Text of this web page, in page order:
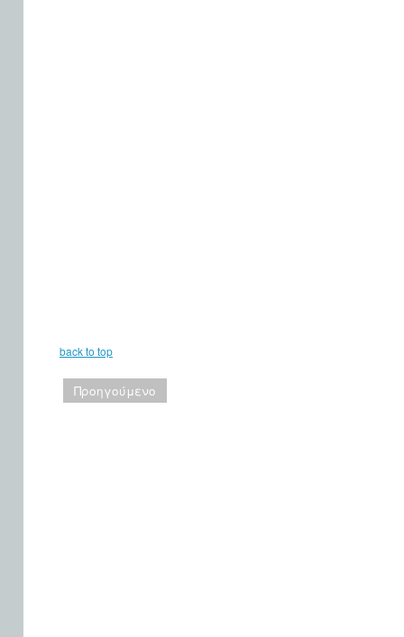
back to top
Προηγούμενο